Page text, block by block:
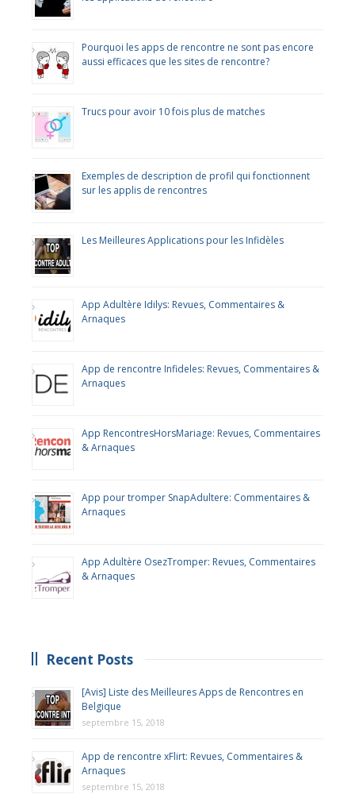
Pourquoi les apps de rencontre ne sont pas encore
aussi efficaces que les sites de rencontre?
Trucs pour avoir 10 fois plus de matches
Exemples de description de profil qui fonctionnent
sur les applis de rencontres
Les Meilleures Applications pour les Infidèles
App Adultère Idilys: Revues, Commentaires &
Arnaques
App de rencontre Infideles: Revues, Commentaires &
Arnaques
App RencontresHorsMariage: Revues, Commentaires
& Arnaques
App pour tromper SnapAdultere: Commentaires &
Arnaques
App Adultère OsezTromper: Revues, Commentaires
& Arnaques
Recent Posts
[Avis] Liste des Meilleures Apps de Rencontres en
Belgique
septembre 15, 2018
App de rencontre xFlirt: Revues, Commentaires &
Arnaques
septembre 15, 2018